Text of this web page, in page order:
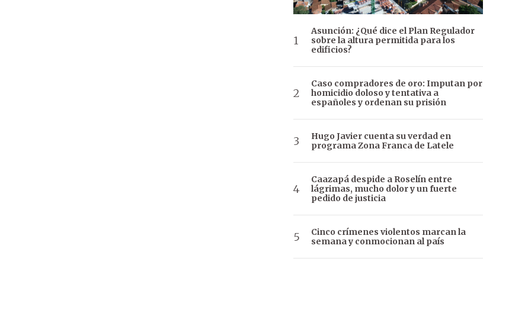
Asunción: ¿Qué dice el Plan Regulador
sobre la altura permitida para los
edificios?
Caso compradores de oro: Imputan por
homicidio doloso y tentativa a
españoles y ordenan su prisión
Hugo Javier cuenta su verdad en
programa Zona Franca de Latele
Caazapá despide a Roselín entre
lágrimas, mucho dolor y un fuerte
pedido de justicia
Cinco crímenes violentos marcan la
semana y conmocionan al país